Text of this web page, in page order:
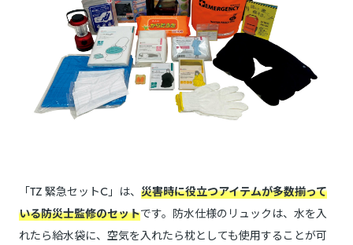
「TZ 緊急セットC」は、 災害時に役立つアイテムが多数揃って
いる防災士監修のセットです。防水仕様のリュックは、水を入
れたら給水袋に、空気を入れたら枕としても使用することが可